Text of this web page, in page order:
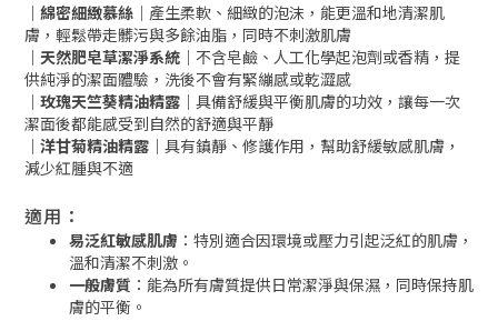
｜綿密細緻慕絲｜ 產生柔軟、細緻的泡沫，能更溫和地清潔肌
膚，輕鬆帶走髒污與多餘油脂，同時不刺激肌膚
｜天然肥皂草潔淨系統｜ 不含皂鹼、人工化學起泡劑或香精，提
供純淨的潔面體驗，洗後不會有緊繃感或乾澀感
｜玫瑰天竺葵精油精露｜ 具備舒緩與平衡肌膚的功效，讓每一次
潔面後都能感受到自然的舒適與平靜
｜洋甘菊精油精露｜ 具有鎮靜、修護作用，幫助舒緩敏感肌膚，
減少紅腫與不適
適用：
易泛紅敏感肌膚 ：特別適合因環境或壓力引起泛紅的肌膚，
溫和清潔不刺激。
一般膚質 ：能為所有膚質提供日常潔淨與保濕，同時保持肌
膚的平衡。